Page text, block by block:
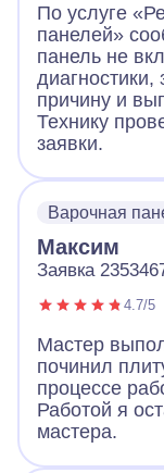
По услуге
панелей»
панель не
причину и
Технику
заявки.
Варочная
Максим
Заявка
4.7/5
Мастер
починил
процессе
Работой я
мастера.